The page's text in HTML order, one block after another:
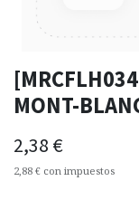
MONT-
2,38 €
2,88 € con impuestos